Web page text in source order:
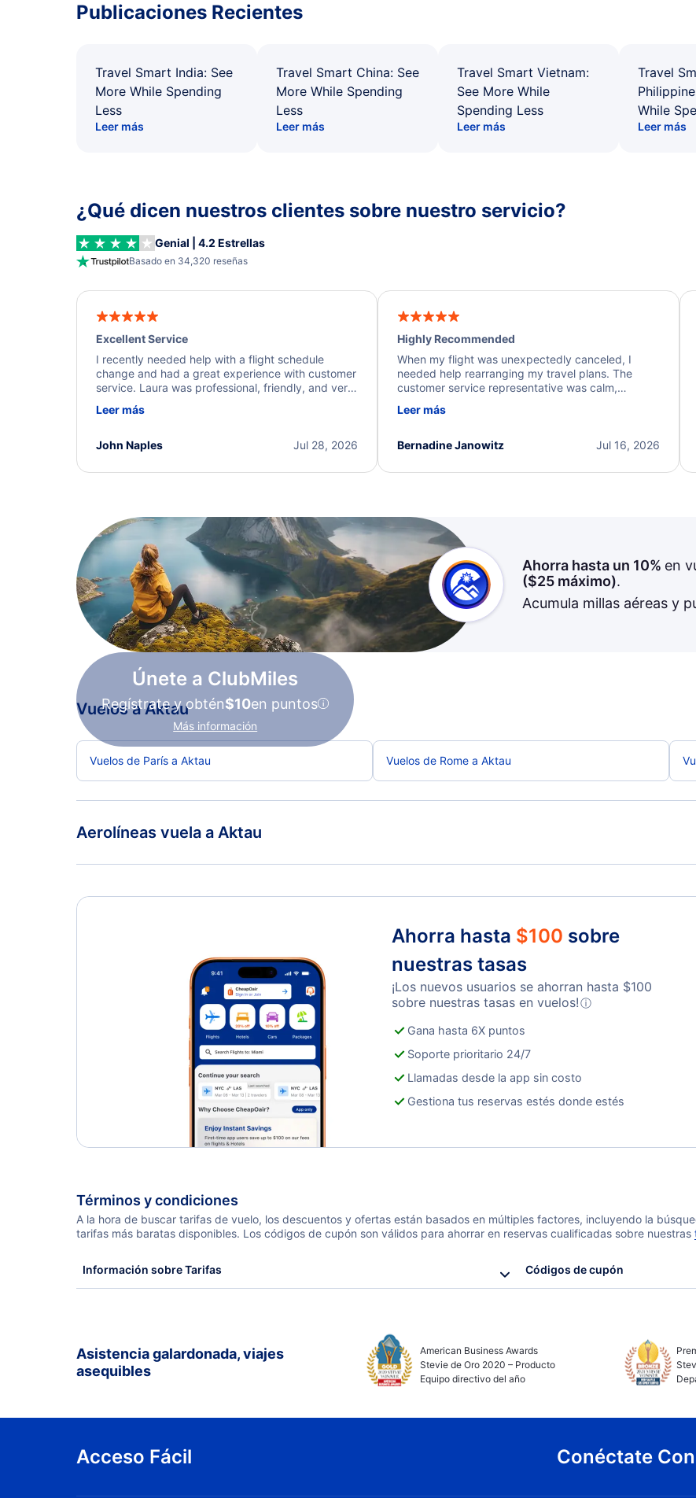
Publicaciones Recientes
Travel Smart India: See
More While Spending
Less
Leer más
Travel Smart China: See
More While Spending
Less
Leer más
Travel Smart Vietnam:
See More While
Spending Less
Leer más
Travel
While
Leer más
¿Qué dicen nuestros clientes sobre nuestro servicio?
Genial | 4.2 Estrellas
Basado en 34,320 reseñas
Excellent Service
I recently needed help with a flight schedule
change and had a great experience with customer
service. Laura was professional, friendly, and very
a solution and kept me informed of the next steps.
Leer más
Jul 28, 2026
John Naples
Highly Recommended
When my flight was unexpectedly canceled, I
needed help rearranging my travel plans. The
customer service representative was calm,
process. They quickly found alternative flight
I truly appreciate the excellent support and
Leer más
Jul 16, 2026
Bernadine Janowitz
Únete a ClubMiles
Regístrate y obtén$10en puntos
Más información
Ahorra hasta un 10% en
($25máximo).
Acumula millas aéreas y
Vuelos a Aktau
Vuelos de París a Aktau Vuelos de Rome a Aktau
Aerolíneas vuela a Aktau
Ahorra hasta $100 sobre
nuestras tasas
¡Los nuevos usuarios se ahorran hasta $100
sobre nuestras tasas en vuelos!ⓘ
Gana hasta 6X puntos
Soporte prioritario 24/7
Llamadas desde la app sin costo
Gestiona tus reservas estés donde estés
Términos y condiciones
A la hora de buscar tarifas de vuelo, los descuentos y ofertas están basados en múltiples factores, incluyendo la
tarifas más baratas disponibles. Los códigos de cupón son válidos para ahorrar en reservas cualificadas sobre nuestras
Información sobre Tarifas Códigos de cupón
Asistencia galardonada, viajes
asequibles
American Business Awards
Stevie de Oro 2020 – Producto
Equipo directivo del año
Acceso Fácil Conéctate